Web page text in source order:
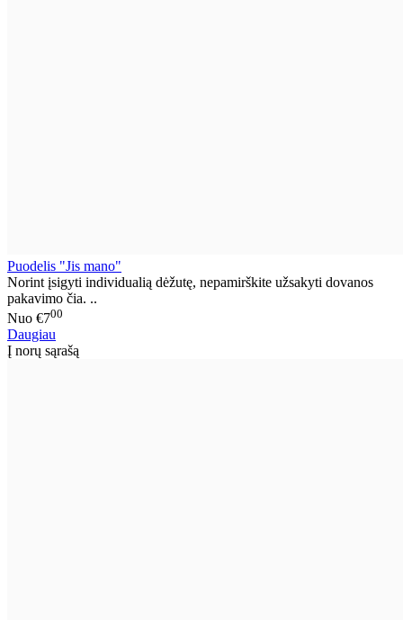
Puodelis "Jis mano"
Norint įsigyti individualią dėžutę, nepamirškite užsakyti dovanos
pakavimo čia. ..
Nuo €700
Daugiau
Į norų sąrašą